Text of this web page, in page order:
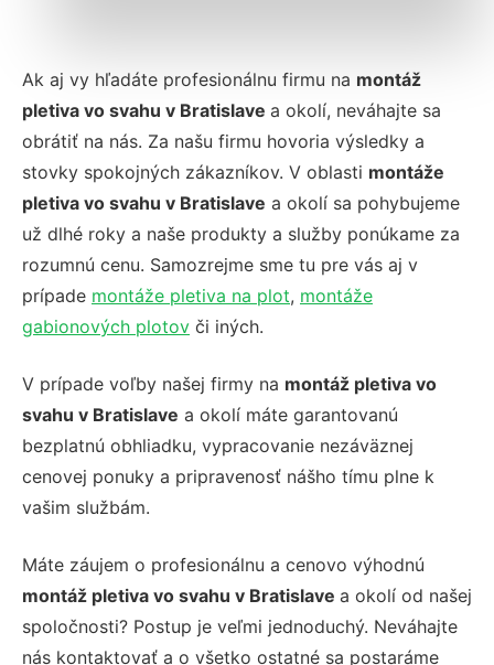
Ak aj vy hľadáte profesionálnu firmu na montáž
pletiva vo svahu v Bratislave a okolí, neváhajte sa
obrátiť na nás. Za našu firmu hovoria výsledky a
stovky spokojných zákazníkov. V oblasti montáže
pletiva vo svahu v Bratislave a okolí sa pohybujeme
už dlhé roky a naše produkty a služby ponúkame za
rozumnú cenu. Samozrejme sme tu pre vás aj v
prípade montáže pletiva na plot, montáže
gabionových plotov či iných.
V prípade voľby našej firmy na montáž pletiva vo
svahu v Bratislave a okolí máte garantovanú
bezplatnú obhliadku, vypracovanie nezáväznej
cenovej ponuky a pripravenosť nášho tímu plne k
vašim službám.
Máte záujem o profesionálnu a cenovo výhodnú
montáž pletiva vo svahu v Bratislave a okolí od našej
spoločnosti? Postup je veľmi jednoduchý. Neváhajte
nás kontaktovať a o všetko ostatné sa postaráme